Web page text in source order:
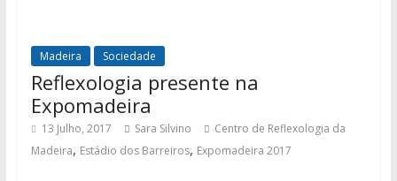
Madeira Sociedade
Reflexologia presente na
Expomadeira
13 Julho, 2017 Sara Silvino
Centro de Reflexologia da
Madeira, Estádio dos Barreiros, Expomadeira 2017